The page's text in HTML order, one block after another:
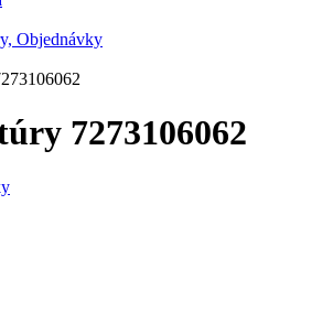
Objednávky
7273106062